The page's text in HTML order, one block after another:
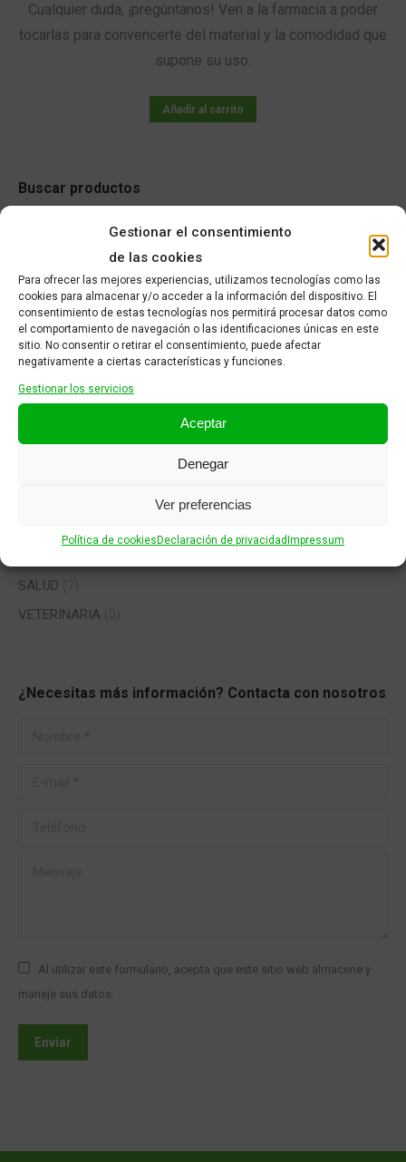
Gestionar el consentimiento
de las cookies
Para ofrecer las mejores experiencias, utilizamos tecnologías como las
cookies para almacenar y/o acceder a la información del dispositivo. El
consentimiento de estas tecnologías nos permitirá procesar datos como
el comportamiento de navegación o las identificaciones únicas en este
sitio. No consentir o retirar el consentimiento, puede afectar
negativamente a ciertas características y funciones.
Gestionar los servicios
Aceptar
Denegar
Ver preferencias
Política de cookiesDeclaración de privacidadImpressum
Cualquier duda, ¡pregúntanos! Ven a la farmacia a poder
tocarlas para convencerte del material y la comodidad que
supone su uso.
Añadir al carrito
Buscar productos
Categorías del producto
CABELLO (2)
CORPORAL (370)
FACIAL
INFANTIL (5)
MEDICAMENTOS SIN RECETA MÉDICA
SALUD
VETERINARIA
¿Necesitas más información? Contacta con nosotros
Al utilizar este formulario, acepta que este sitio web almacene y
maneje sus datos.
Enviar